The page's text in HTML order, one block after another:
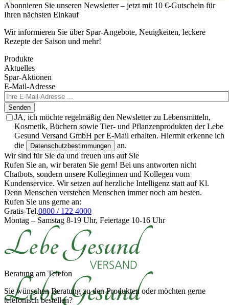
Abonnieren Sie unseren Newsletter – jetzt mit 10 €-Gutschein für
Ihren nächsten Einkauf
Wir informieren Sie über Spar-Angebote, Neuigkeiten, leckere
Rezepte der Saison und mehr!
Produkte
Aktuelles
Spar-Aktionen
E-Mail-Adresse
Senden
JA, ich möchte regelmäßig den Newsletter zu Lebensmitteln,
Kosmetik, Büchern sowie Tier- und Pflanzenprodukten der Lebe
Gesund Versand GmbH per E-Mail erhalten. Hiermit erkenne ich
die
Datenschutzbestimmungen
an.
Wir sind für Sie da und freuen uns auf Sie
Rufen Sie an, wir beraten Sie gern! Bei uns antworten nicht
Chatbots, sondern unsere Kolleginnen und Kollegen vom
Kundenservice. Wir setzen auf herzliche Intelligenz statt auf Kl.
Denn Menschen verstehen Menschen immer noch am besten.
Rufen Sie uns gerne an:
Gratis-Tel.0800 / 122 4000
Montag – Samstag 8-19 Uhr, Feiertage 10-16 Uhr
Beratung am Telefon
Sie wünschen Beratung zu den Produkten oder möchten gerne
telefonisch bestellen?